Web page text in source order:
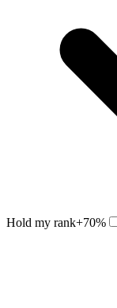
Hold my rank+70%